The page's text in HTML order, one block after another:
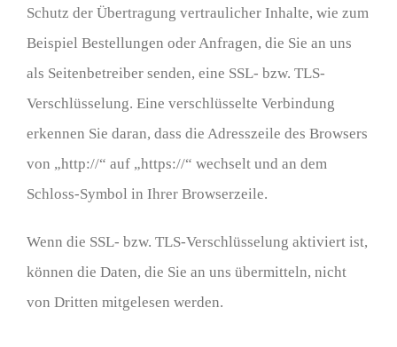
Schutz der Übertragung vertraulicher Inhalte, wie zum
Beispiel Bestellungen oder Anfragen, die Sie an uns
als Seitenbetreiber senden, eine SSL- bzw. TLS-
Verschlüsselung. Eine verschlüsselte Verbindung
erkennen Sie daran, dass die Adresszeile des Browsers
von „http://“ auf „https://“ wechselt und an dem
Schloss-Symbol in Ihrer Browserzeile.
Wenn die SSL- bzw. TLS-Verschlüsselung aktiviert ist,
können die Daten, die Sie an uns übermitteln, nicht
von Dritten mitgelesen werden.